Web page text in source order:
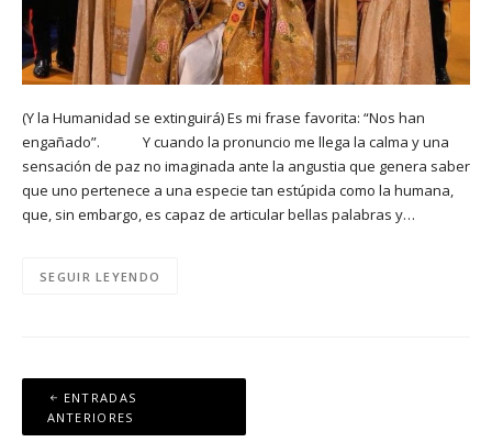
(Y la Humanidad se extinguirá) Es mi frase favorita: “Nos han
engañado”. Y cuando la pronuncio me llega la calma y una
sensación de paz no imaginada ante la angustia que genera saber
que uno pertenece a una especie tan estúpida como la humana,
que, sin embargo, es capaz de articular bellas palabras y…
SEGUIR LEYENDO
Navegación
de
ENTRADAS
ANTERIORES